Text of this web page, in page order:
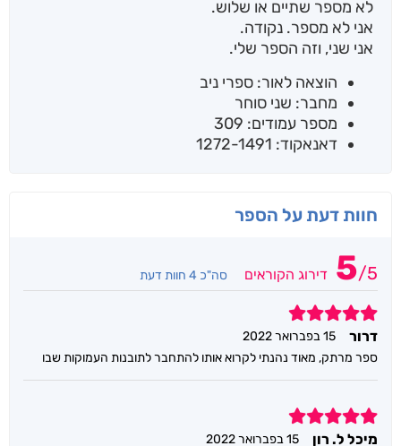
לא מספר שתיים או שלוש.
אני לא מספר. נקודה.
אני שני, וזה הספר שלי.
הוצאה לאור: ספרי ניב
מחבר: שני סוחר
מספר עמודים: 309
דאנאקוד: 1272-1491
חוות דעת על הספר
5/5 דירוג הקוראים סה"כ 4 חוות דעת
5
דרור
15 בפברואר 2022
ספר מרתק, מאוד נהנתי לקרוא אותו להתחבר לתובנות העמוקות שבו
5
מיכל ל. רון 15 בפברואר 2022